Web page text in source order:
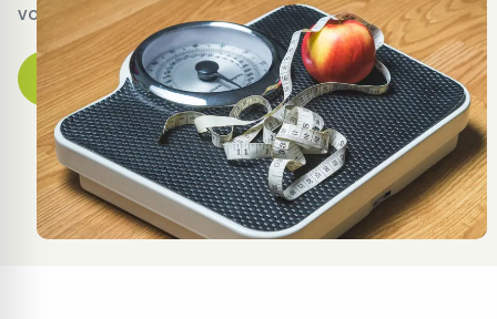
vous offrir un équilibre global et durable.
Prendre rendez-vous